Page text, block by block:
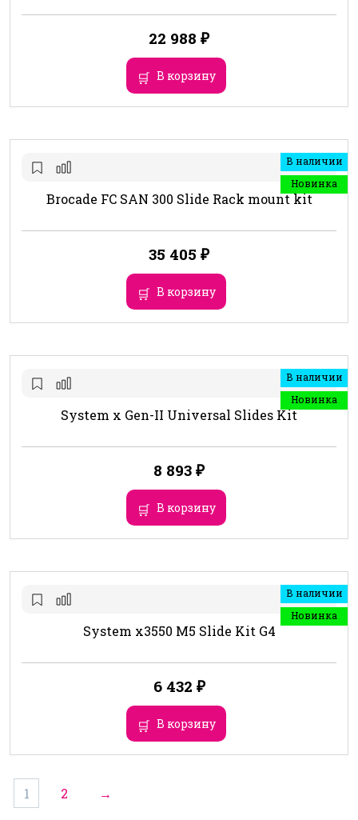
22 988 ₽
В корзину
В наличии
Новинка
Brocade FC SAN 300 Slide Rack mount kit
35 405 ₽
В корзину
В наличии
Новинка
System x Gen-II Universal Slides Kit
8 893 ₽
В корзину
В наличии
Новинка
System x3550 M5 Slide Kit G4
6 432 ₽
В корзину
1 2 →